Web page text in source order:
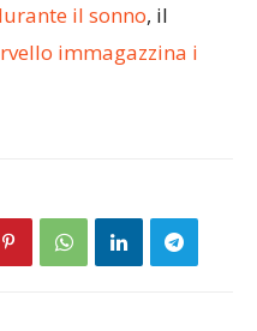
il sonno, il
immagazzina i